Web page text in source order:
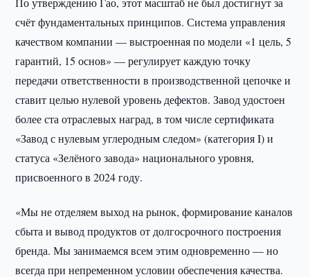
счёт фундаментальных принципов. Система управления
качеством компании — выстроенная по модели «1 цель, 5
гарантий, 15 основ» — регулирует каждую точку
передачи ответственности в производственной цепочке и
ставит целью нулевой уровень дефектов. Завод удостоен
более ста отраслевых наград, в том числе сертификата
«Завод с нулевым углеродным следом» (категория I) и
статуса «Зелёного завода» национального уровня,
присвоенного в 2024 году.
«Мы не отделяем выход на рынок, формирование каналов
сбыта и вывод продуктов от долгосрочного построения
бренда. Мы занимаемся всем этим одновременно — но
всегда при непременном условии обеспечения качества.